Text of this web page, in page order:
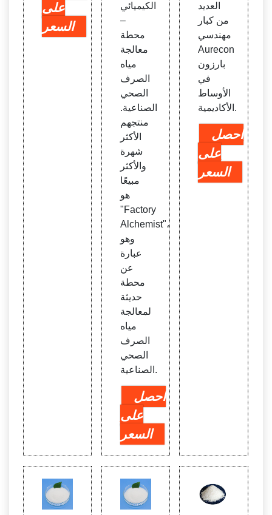
على
السعر
الكيميائي
–
محطة
معالجة
مياه
الصرف
الصحي
الصناعية.
منتجهم
الأكثر
شهرة
والأكثر
مبيعًا
هو
"Factory
Alchemist"،
وهو
عبارة
عن
محطة
حديثة
لمعالجة
مياه
الصرف
الصحي
الصناعية.
احصل
على
السعر
العديد
من كبار
مهندسي
Aurecon
بارزون
في
الأوساط
الأكاديمية.
احصل
على
السعر